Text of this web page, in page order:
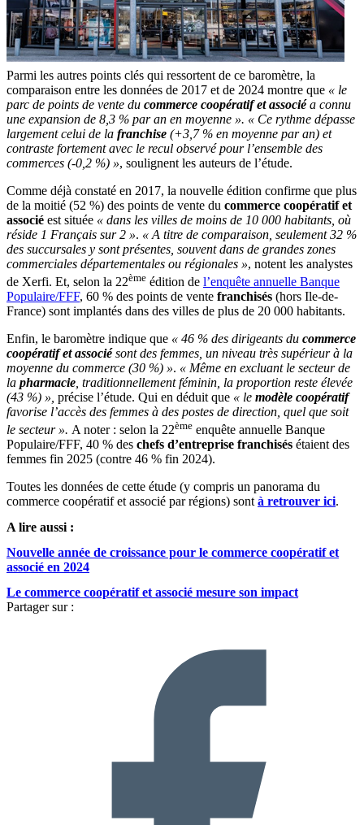
Parmi les autres points clés qui ressortent de ce baromètre, la
comparaison entre les données de 2017 et de 2024 montre que « le
parc de points de vente du commerce coopératif et associéa connu
une expansion de 8,3 % par an en moyenne ». « Ce rythme dépasse
largement celui de la franchise (+3,7 % en moyenne par an) et
contraste fortement avec le recul observé pour l’ensemble des
commerces (-0,2 %) », soulignent les auteurs de l’étude.
Comme déjà constaté en 2017, la nouvelle édition confirme que plus
de la moitié (52 %) des points de vente du commerce coopératif et
associé est située « dans les villes de moins de 10 000 habitants, où
réside 1 Français sur 2 ». « A titre de comparaison, seulement 32 %
des succursales y sont présentes, souvent dans de grandes zones
commerciales départementales ou régionales », notent les analystes
de Xerfi. Et, selon la 22ème édition de l’enquête annuelle Banque
Populaire/FFF, 60 % des points de vente franchisés (hors Ile-de-
France) sont implantés dans des villes de plus de 20 000 habitants.
Enfin, le baromètre indique que « 46 % des dirigeants du commerce
coopératif et associésont des femmes, un niveau très supérieur à la
moyenne du commerce (30 %) ». « Même en excluant le secteur de
la pharmacie , traditionnellement féminin, la proportion reste élevée
(43 %) », précise l’étude. Qui en déduit que « le modèle coopératif
favorise l’accès des femmes à des postes de direction, quel que soit
le secteur ». A noter : selon la 22ème enquête annuelle Banque
Populaire/FFF, 40 % des chefs d’entreprise franchisés étaient des
femmes fin 2025 (contre 46 % fin 2024).
Toutes les données de cette étude (y compris un panorama du
commerce coopératif et associé par régions) sont à retrouver ici.
A lire aussi :
Nouvelle année de croissance pour le commerce coopératif et
associé en 2024
Le commerce coopératif et associé mesure son impact
Partager sur :